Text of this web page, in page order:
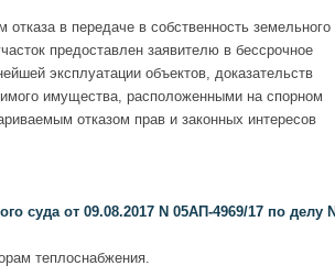
в передаче в собственность земельного
предоставлен заявителю в бессрочное
эксплуатации объектов, доказательств
имущества, расположенными на спорном
отказом прав и законных интересов
суда от 09.08.2017 N 05АП-4969/17 по делу N
теплоснабжения.